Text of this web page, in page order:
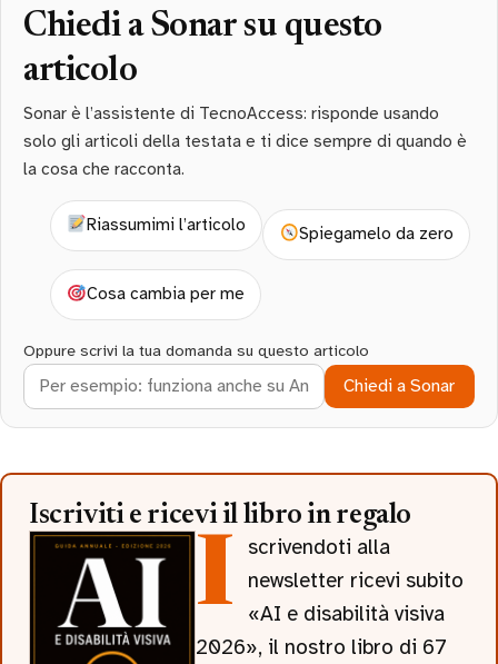
Chiedi a Sonar su questo
articolo
Sonar è l’assistente di TecnoAccess: risponde usando
solo gli articoli della testata e ti dice sempre di quando è
la cosa che racconta.
Riassumimi l’articolo Spiegamelo da zero
Cosa cambia per me
Oppure scrivi la tua domanda su questo articolo
Chiedi a Sonar
Iscriviti e ricevi il libro in regalo
Iscrivendoti alla
newsletter ricevi subito
«AI e disabilità visiva
2026», il nostro libro di 67